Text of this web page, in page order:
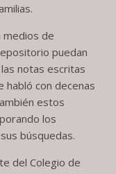
medios de
puedan
notas escritas
habló con decenas
estos
los
búsquedas.
del Colegio de